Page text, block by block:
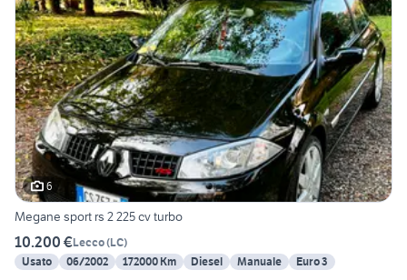
6
Megane sport rs 2 225 cv turbo
10.200 €Lecco(LC)
Usato
06/2002 172000 Km Diesel Manuale Euro 3